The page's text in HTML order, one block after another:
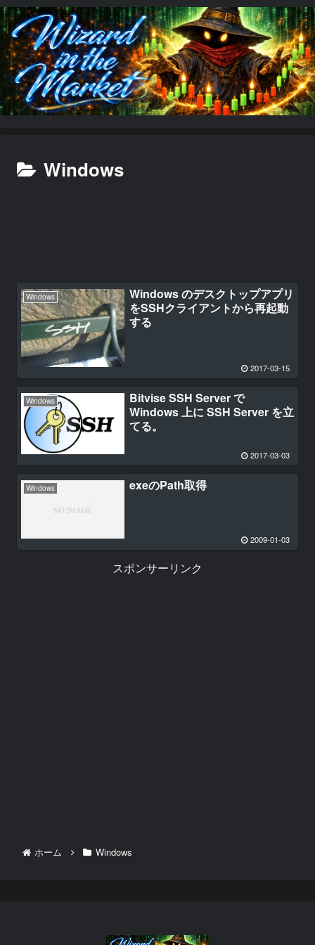
Windows
Windows
Windows のデスクトップアプリ
をSSHクライアントから再起動
する
2017-03-15
Windows
Bitvise SSH Server で
Windows 上に SSH Server を立
てる。
2017-03-03
Windows exeのPath取得
2009-01-03
スポンサーリンク
ホーム Windows